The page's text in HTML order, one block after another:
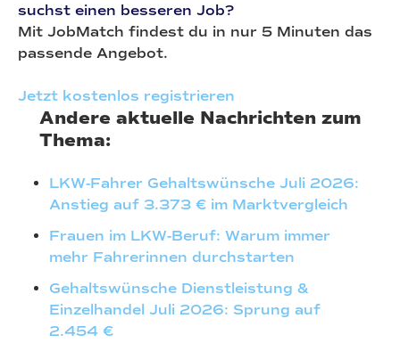
suchst einen besseren Job?
Mit JobMatch findest du in nur 5 Minuten das
passende Angebot.
Jetzt kostenlos registrieren
Andere aktuelle Nachrichten zum
Thema:
LKW-Fahrer Gehaltswünsche Juli 2026:
Anstieg auf 3.373 € im Marktvergleich
Frauen im LKW-Beruf: Warum immer
mehr Fahrerinnen durchstarten
Gehaltswünsche Dienstleistung &
Einzelhandel Juli 2026: Sprung auf
2.454 €